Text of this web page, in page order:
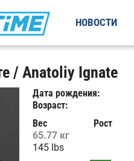
НОВОСТИ
/ Anatoliy Ignate
Дата рождения:
Возраст:
Вес
65.77 кг
145 lbs
Рост